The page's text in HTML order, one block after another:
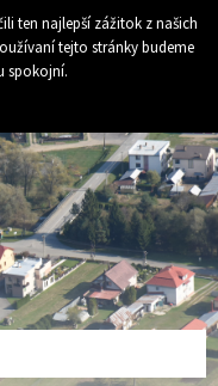
ten najlepší zážitok z našich
tejto stránky budeme
spokojní.